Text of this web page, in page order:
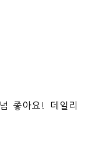
좋아요! 데일리